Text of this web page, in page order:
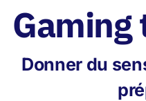
Gaming
Donner du
L'origine des jeux